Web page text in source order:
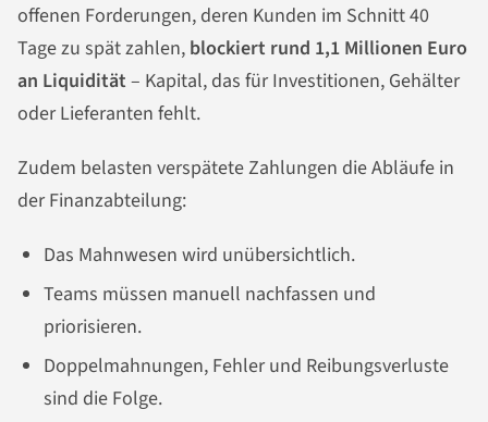
offenen Forderungen, deren Kunden im Schnitt 40
Tage zu spät zahlen, blockiert rund 1,1 Millionen Euro
an Liquidität – Kapital, das für Investitionen, Gehälter
oder Lieferanten fehlt.
Zudem belasten verspätete Zahlungen die Abläufe in
der Finanzabteilung:
Das Mahnwesen wird unübersichtlich.
Teams müssen manuell nachfassen und
priorisieren.
Doppelmahnungen, Fehler und Reibungsverluste
sind die Folge.